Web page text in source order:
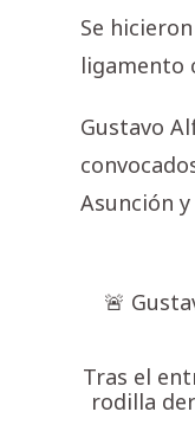
Se
ligamento
Gustavo
Asunción
🚨
Tras el
rodilla